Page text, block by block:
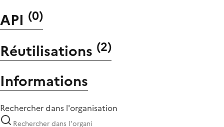
API (0)
Réutilisations (2)
Informations
Rechercher dans l'organisation